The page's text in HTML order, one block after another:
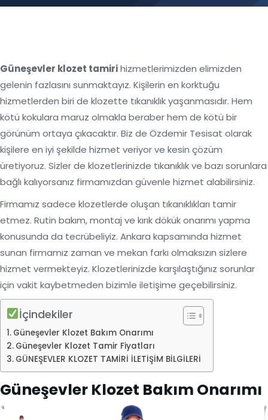
Güneşevler klozet tamirihizmetlerimizden elimizden
gelenin fazlasını sunmaktayız. Kişilerin en korktuğu
hizmetlerden biri de klozette tıkanıklık yaşanmasıdır. Hem
kötü kokulara maruz olmakla beraber hem de kötü bir
görünüm ortaya çıkacaktır. Biz de Özdemir Tesisat olarak
kişilere en iyi şekilde hizmet veriyor ve kesin çözüm
üretiyoruz. Sizler de klozetlerinizde tıkanıklık ve bazı sorunlara
bağlı kalıyorsanız firmamızdan güvenle hizmet alabilirsiniz.
Firmamız sadece klozetlerde oluşan tıkanıklıkları tamir
etmez. Rutin bakım, montaj ve kırık dökük onarımı yapma
konusunda da tecrübeliyiz. Ankara kapsamında hizmet
sunan firmamız zaman ve mekan farkı olmaksızın sizlere
hizmet vermekteyiz. Klozetlerinizde karşılaştığınız sorunlar
için vakit kaybetmeden bizimle iletişime geçebilirsiniz.
İçindekiler
Güneşevler Klozet Bakım Onarımı
Güneşevler Klozet Tamir Fiyatları
GÜNEŞEVLER KLOZET TAMİRİ İLETİŞİM BİLGİLERİ
Güneşevler Klozet Bakım Onarımı